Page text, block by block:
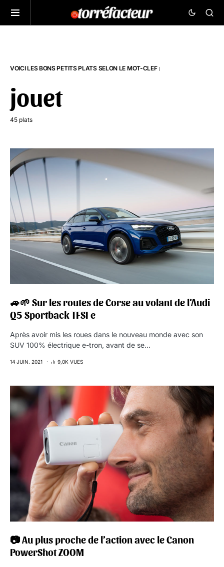
VOICI LES BONS PETITS PLATS SELON LE MOT-CLEF :
jouet
45 plats
🚙🌱 Sur les routes de Corse au volant de l’Audi
Q5 Sportback TFSI e
Après avoir mis les roues dans le nouveau monde avec son
SUV 100% électrique e-tron, avant de se…
14 JUIN. 2021 9,0K VUES
📷 Au plus proche de l’action avec le Canon
PowerShot ZOOM